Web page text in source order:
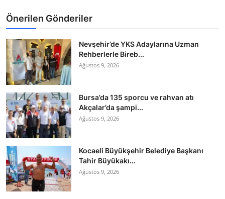
Önerilen Gönderiler
Nevşehir’de YKS Adaylarına Uzman
Rehberlerle Bireb...
Ağustos 9, 2026
Bursa’da 135 sporcu ve rahvan atı
Akçalar’da şampi...
Ağustos 9, 2026
Kocaeli Büyükşehir Belediye Başkanı
Tahir Büyükakı...
Ağustos 9, 2026